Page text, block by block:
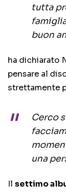
tutta
buon
ha dichiarato
pensare al
strettamente
Cerco
una
Il settimo